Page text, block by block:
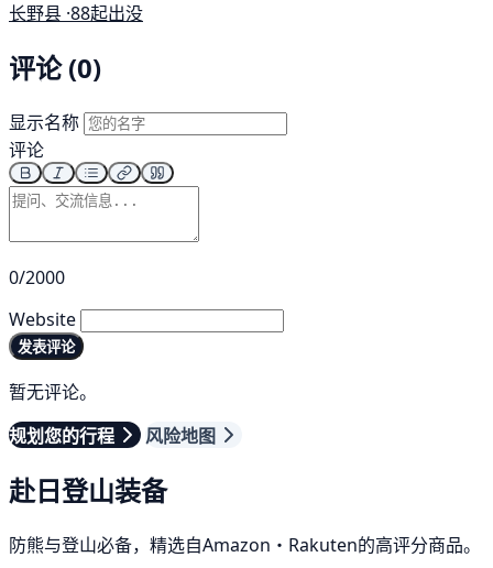
长野县 ·88起出没
评论 (0)
显示名称
评论
0/2000
Website
发表评论
暂无评论。
规划您的行程
风险地图
赴日登山装备
防熊与登山必备，精选自Amazon・Rakuten的高评分商品。